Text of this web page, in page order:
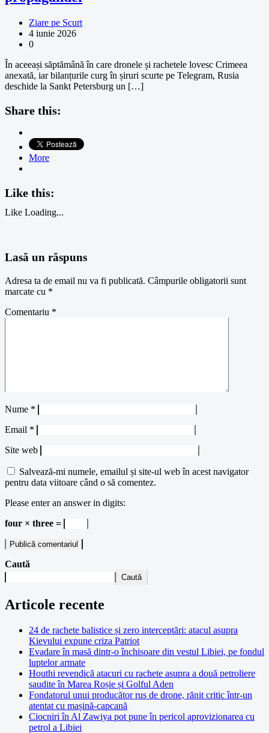
Ziare pe Scurt
4 iunie 2026
0
În aceeași săptămână în care dronele și rachetele lovesc Crimeea
anexată, iar bilanțurile curg în șiruri scurte pe Telegram, Rusia
deschide la Sankt Petersburg un […]
Share this:
More
Like this:
Like Loading...
Lasă un răspuns
Adresa ta de email nu va fi publicată. Câmpurile obligatorii sunt
marcate cu *
Comentariu *
Nume *
Email *
Site web
Salvează-mi numele, emailul și site-ul web în acest navigator
pentru data viitoare când o să comentez.
Please enter an answer in digits:
four × three =
Caută
Caută
Articole recente
24 de rachete balistice și zero interceptări: atacul asupra
Kievului expune criza Patriot
Evadare în masă dintr-o închisoare din vestul Libiei, pe fondul
luptelor armate
Houthi revendică atacuri cu rachete asupra a două petroliere
saudite în Marea Roșie și Golful Aden
Fondatorul unui producător rus de drone, rănit critic într-un
atentat cu mașină-capcană
Ciocniri în Al Zawiya pot pune în pericol aprovizionarea cu
petrol a Libiei